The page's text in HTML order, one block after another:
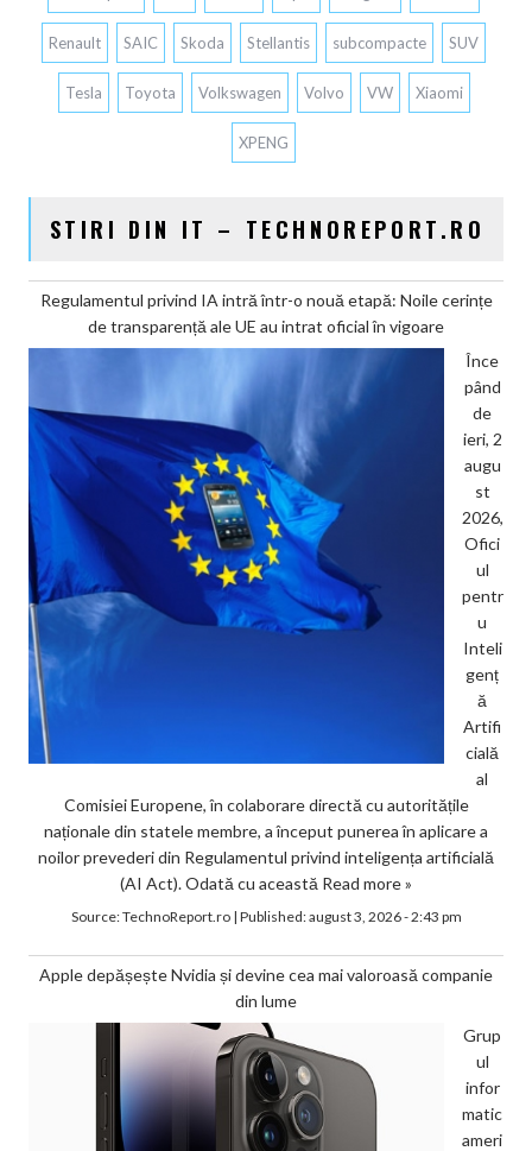
Renault SAIC Skoda Stellantis subcompacte SUV
Tesla Toyota Volkswagen Volvo VW Xiaomi
XPENG
STIRI DIN IT – TECHNOREPORT.RO
Regulamentul privind IA intră într-o nouă etapă: Noile cerințe
de transparență ale UE au intrat oficial în vigoare
Înce
pând
de
ieri, 2
augu
st
2026,
Ofici
ul
pentr
u
Inteli
genț
ă
Artifi
cială
al
Comisiei Europene, în colaborare directă cu autoritățile
naționale din statele membre, a început punerea în aplicare a
noilor prevederi din Regulamentul privind inteligența artificială
(AI Act). Odată cu această Read more »
Source:TechnoReport.ro| Published:august 3, 2026 - 2:43 pm
Apple depășește Nvidia și devine cea mai valoroasă companie
din lume
Grup
ul
infor
matic
ameri